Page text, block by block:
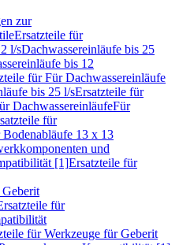
zur
Ersatzteile für
l/sDachwassereinläufe bis 25
bis 12
für Für Dachwassereinläufe
bis 25 l/sErsatzteile für
DachwassereinläufeFür
für
13 x 13
und
[1]Ersatzteile für
für
für Werkzeuge für Geberit